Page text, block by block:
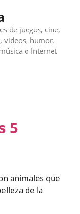
de juegos, cine,
videos, humor,
o Internet
5
animales que
de la